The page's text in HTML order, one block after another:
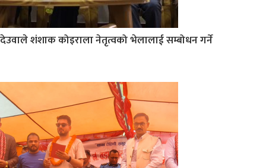
देउवाले शंशाक कोइराला नेतृत्वको भेलालाई सम्बोधन गर्ने